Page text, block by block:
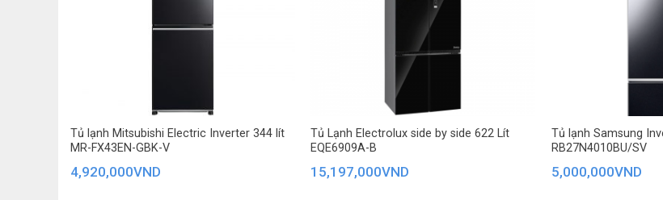
*Hình ảnh chỉ mang tính chất minh họa
Ngăn lạnh
Tủ lạnh Mitsubishi Electric Inverter 344 lít
MR-FX43EN-GBK-V
4,920,000VND
Tủ Lạnh Electrolux side by side 622 Lít
EQE6909A-B
15,197,000VND
Tủ lạnh Samsung
RB27N4010BU/SV
5,000,000VND